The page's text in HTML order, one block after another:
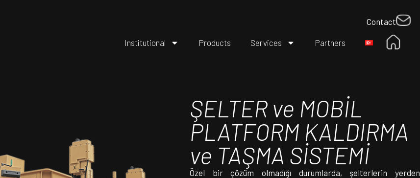
Contact
Institutional Products Services Partners
ŞELTER ve MOBİL
PLATFORM KALDIRMA
ve TAŞMA SİSTEMİ
Özel bir çözüm olmadığı durumlarda, şelterlerin yerden